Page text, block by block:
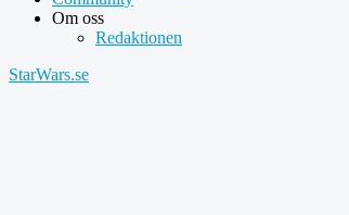
Om oss
Redaktionen
StarWars.se